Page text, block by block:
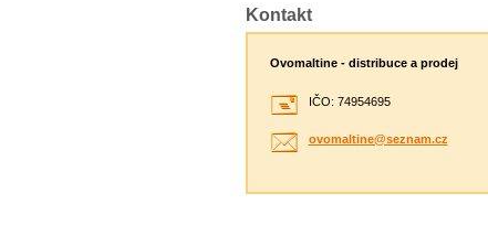
Kontakt
Ovomaltine - distribuce a prodej
IČO: 74954695
ovomaltine@seznam.cz